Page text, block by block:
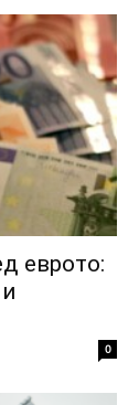
еврото:
0